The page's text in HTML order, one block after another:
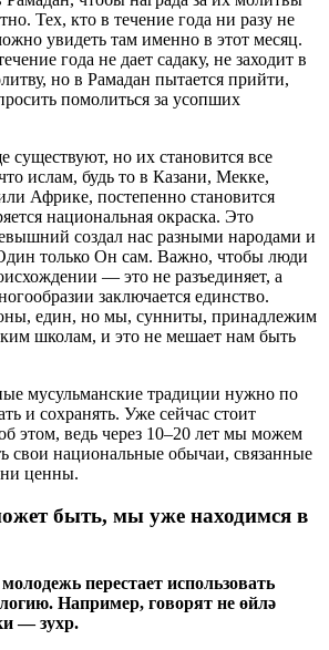
Тех, кто в течение года ни разу не
увидеть там именно в этот месяц.
года не дает садаку, не заходит в
но в Рамадан пытается прийти,
помолиться за усопших
существуют, но их становится все
ислам, будь то в Казани, Мекке,
Африке, постепенно становится
национальная окраска. Это
создал нас разными народами и
только Он сам. Важно, чтобы люди
— это не разъединяет, а
заключается единство.
един, но мы, сунниты, принадлежим
школам, и это не мешает нам быть
мусульманские традиции нужно по
и сохранять. Уже сейчас стоит
об этом, ведь через 10–20 лет мы можем
свои национальные обычаи, связанные
ценны.
быть, мы уже находимся в
перестает использовать
Например, говорят не өйлә
— зухр.